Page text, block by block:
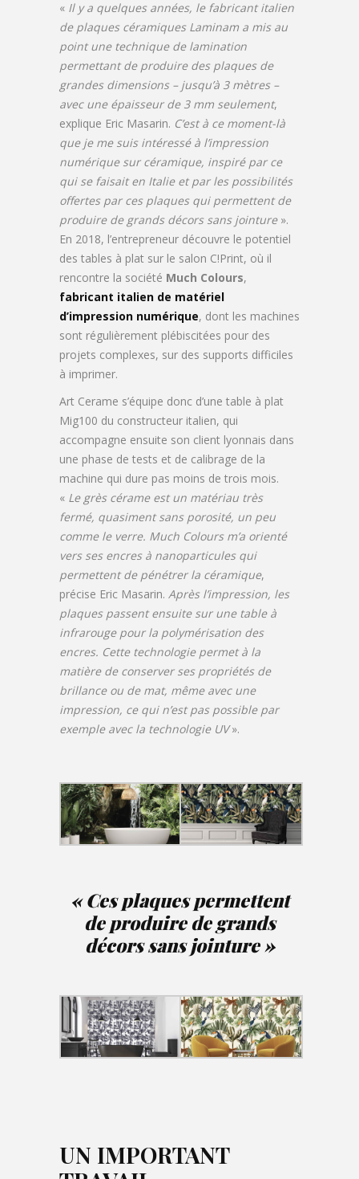
« Il y a quelques années, le fabricant italien
de plaques céramiques Laminam a mis au
point une technique de lamination
permettant de produire des plaques de
grandes dimensions – jusqu’à 3 mètres –
avec une épaisseur de 3 mm seulement,
explique Eric Masarin. C’est à ce moment-là
que je me suis intéressé à l’impression
numérique sur céramique, inspiré par ce
qui se faisait en Italie et par les possibilités
offertes par ces plaques qui permettent de
produire de grands décors sans jointure».
En 2018, l’entrepreneur découvre le potentiel
des tables à plat sur le salon C!Print, où il
rencontre la société Much Colours,
fabricant italien de matériel
d’impression numérique, dont les machines
sont régulièrement plébiscitées pour des
projets complexes, sur des supports difficiles
à imprimer.
Art Cerame s’équipe donc d’une table à plat
Mig100 du constructeur italien, qui
accompagne ensuite son client lyonnais dans
une phase de tests et de calibrage de la
machine qui dure pas moins de trois mois.
« Le grès cérame est un matériau très
fermé, quasiment sans porosité, un peu
comme le verre. Much Colours m’a orienté
vers ses encres à nanoparticules qui
permettent de pénétrer la céramique,
précise Eric Masarin. Après l’impression, les
plaques passent ensuite sur une table à
infrarouge pour la polymérisation des
encres. Cette technologie permet à la
matière de conserver ses propriétés de
brillance ou de mat, même avec une
impression, ce qui n’est pas possible par
exemple avec la technologie UV».
« Ces plaques permettent
de produire de grands
décors sans jointure »
UN IMPORTANT